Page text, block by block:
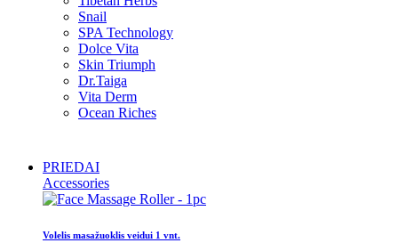
Snail
SPA Technology
Dolce Vita
Skin Triumph
Dr.Taiga
Vita Derm
Ocean Riches
PRIEDAI
Accessories
Volelis masažuoklis veidui 1 vnt.